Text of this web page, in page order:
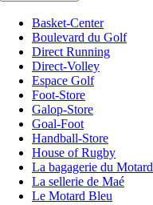
Basket-Center
Boulevard du Golf
Direct Running
Direct-Volley
Espace Golf
Foot-Store
Galop-Store
Goal-Foot
Handball-Store
House of Rugby
La bagagerie du Motard
La sellerie de Maé
Le Motard Bleu